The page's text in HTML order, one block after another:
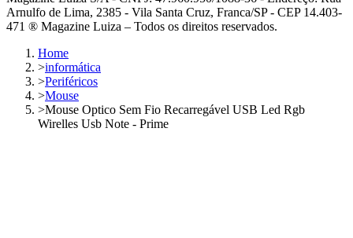
Arnulfo de Lima, 2385 - Vila Santa Cruz, Franca/SP - CEP 14.403-
471 ® Magazine Luiza – Todos os direitos reservados.
Home
>informática
>Periféricos
>Mouse
>Mouse Optico Sem Fio Recarregável USB Led Rgb
Wirelles Usb Note - Prime